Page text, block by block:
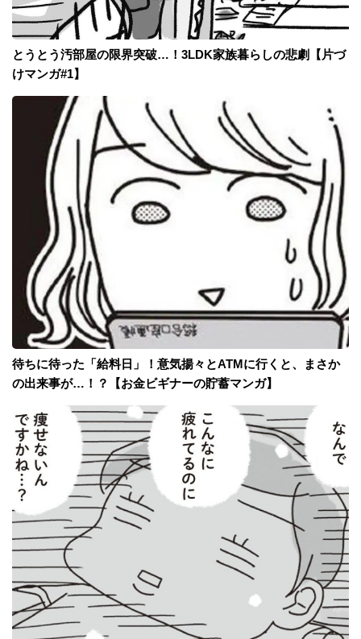
とうとう汚部屋の限界突破…！3LDK家族暮らしの悲劇【片づ
けマンガ#1】
待ちに待った「給料日」！意気揚々とATMに行くと、まさか
の出来事が…！？【お金ビギナーの貯蓄マンガ】